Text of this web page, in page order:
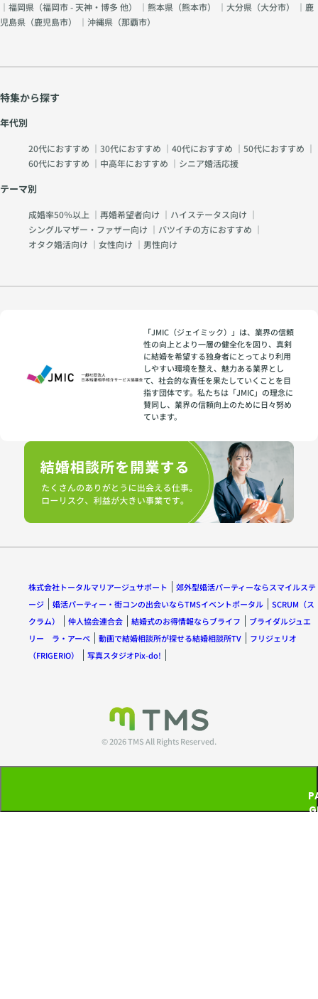
｜福岡県（福岡市 - 天神・博多 他） ｜熊本県（熊本市） ｜大分県（大分市） ｜鹿
児島県（鹿児島市） ｜沖縄県（那覇市）
特集から探す
年代別
20代におすすめ ｜ 30代におすすめ ｜ 40代におすすめ ｜ 50代におすすめ ｜
60代におすすめ ｜ 中高年におすすめ ｜ シニア婚活応援
テーマ別
成婚率50％以上 ｜ 再婚希望者向け ｜ ハイステータス向け ｜
シングルマザー・ファザー向け ｜ バツイチの方におすすめ ｜
オタク婚活向け ｜ 女性向け ｜ 男性向け
「JMIC（ジェイミック）」は、業界の信頼
性の向上とより一層の健全化を図り、真剣
に結婚を希望する独身者にとってより利用
しやすい環境を整え、魅力ある業界とし
て、社会的な責任を果たしていくことを目
指す団体です。私たちは「JMIC」の理念に
賛同し、業界の信頼向上のために日々努め
ています。
株式会社トータルマリアージュサポート
郊外型婚活パーティーならスマイルステ
ージ
婚活パーティー・街コンの出会いならTMSイベントポータル
SCRUM（ス
クラム）
仲人協会連合会 結婚式のお得情報ならブライフ
ブライダルジュエ
リー ラ・アーペ
動画で結婚相談所が探せる結婚相談所TV
フリジェリオ
（FRIGERIO）
写真スタジオPix-do!
© 2026 TMS All Rights Reserved.